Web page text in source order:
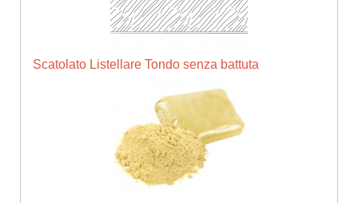
Scatolato Listellare Tondo senza battuta